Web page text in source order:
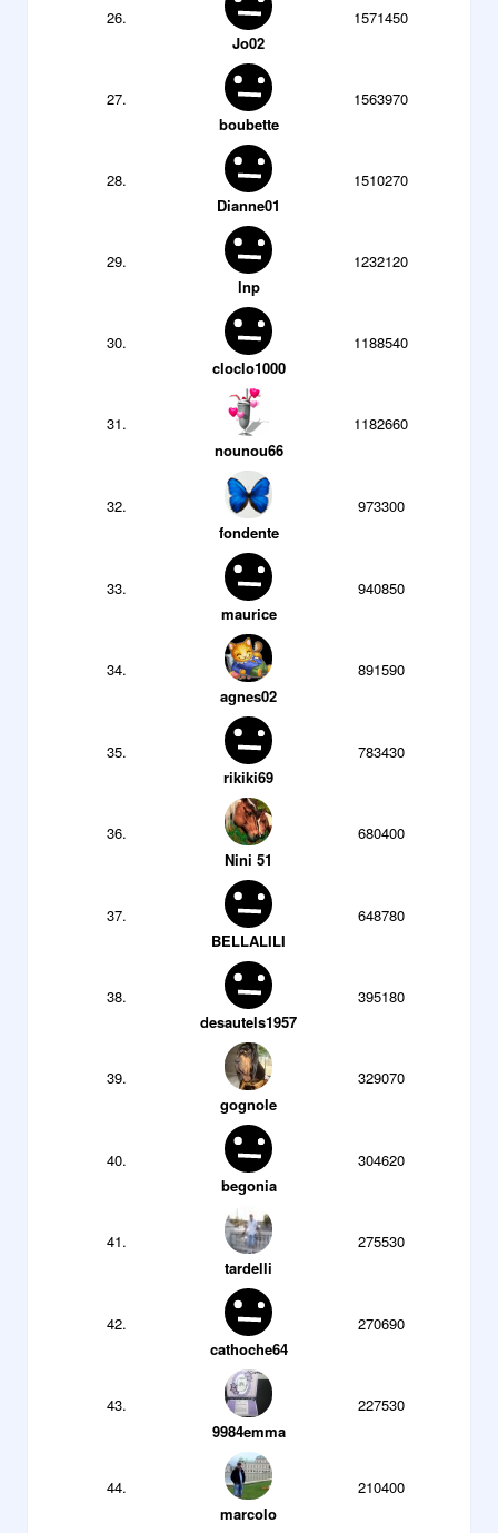
26.
Jo02
1571450
27.
boubette
1563970
28.
Dianne01
1510270
29.
lnp
1232120
30.
cloclo1000
1188540
31.
nounou66
1182660
32.
fondente
973300
33.
maurice
940850
34.
agnes02
891590
35.
rikiki69
783430
36.
Nini 51
680400
37.
BELLALILI
648780
38.
desautels1957
395180
39.
gognole
329070
40.
begonia
304620
41.
tardelli
275530
42.
cathoche64
270690
43.
9984emma
227530
44.
marcolo
210400